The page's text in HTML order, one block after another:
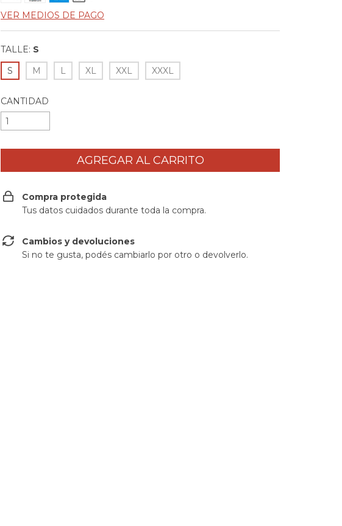
VER MEDIOS DE PAGO
TALLE: S
S
M L XL XXL XXXL
CANTIDAD
Compra protegida
Tus datos cuidados durante toda la compra.
Cambios y devoluciones
Si no te gusta, podés cambiarlo por otro o devolverlo.